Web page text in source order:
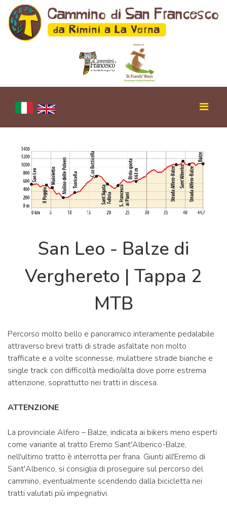
San Leo - Balze di
Verghereto | Tappa 2
MTB
Percorso molto bello e panoramico interamente pedalabile
attraverso brevi tratti di strade asfaltate non molto
trafficate e a volte sconnesse, mulattiere strade bianche e
single track con difficoltà medio/alta dove porre estrema
attenzione, soprattutto nei tratti in discesa.
ATTENZIONE
La provinciale Alfero – Balze, indicata ai bikers meno esperti
come variante al tratto Eremo Sant'Alberico-Balze,
nell'ultimo tratto è interrotta per frana. Giunti all'Eremo di
Sant'Alberico, si consiglia di proseguire sul percorso del
cammino, eventualmente scendendo dalla bicicletta nei
tratti valutati più impegnativi.